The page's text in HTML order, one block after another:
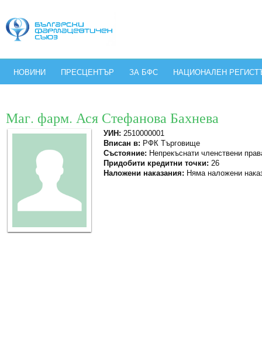
НОВИНИ ПРЕСЦЕНТЪР ЗА БФС НАЦИОНАЛЕН
Маг. фарм. Ася Стефанова Бахнева
УИН: 2510000001
Вписан в: РФК Търговище
Състояние: Непрекъснати членствени
Придобити кредитни точки: 26
Наложени наказания: Няма наложени